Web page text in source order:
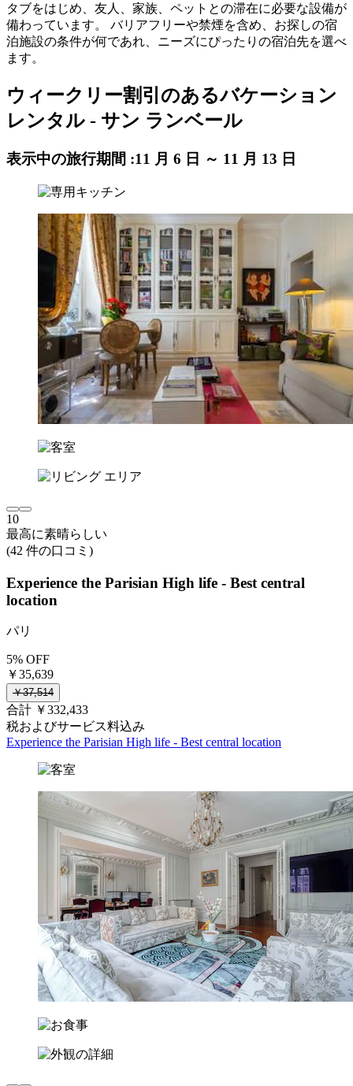
タブをはじめ、友人、家族、ペットとの滞在に必要な設備が
備わっています。 バリアフリーや禁煙を含め、お探しの宿
泊施設の条件が何であれ、ニーズにぴったりの宿泊先を選べ
ます。
ウィークリー割引のあるバケーション
レンタル - サン ランベール
表示中の旅行期間 :11 月 6 日 ～ 11 月 13 日
10
最高に素晴らしい
(42 件の口コミ)
Experience the Parisian High life - Best central
location
パリ
5% OFF
￥35,639
￥37,514
合計 ￥332,433
税およびサービス料込み
Experience the Parisian High life - Best central location